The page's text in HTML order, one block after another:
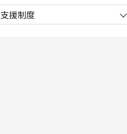
支援制度